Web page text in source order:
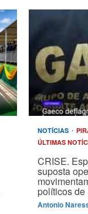
NOTÍCIAS
ÚLTIMAS
CRISE.
suposta
políticos
Antonio